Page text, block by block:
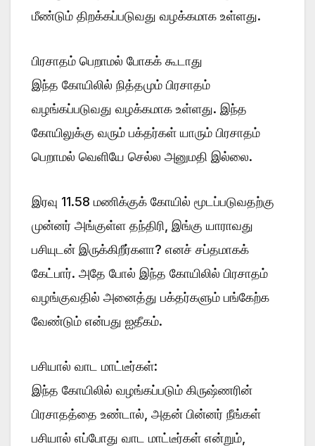
மீண்டும் திறக்கப்படுவது வழக்கமாக உள்ளது.
பிரசாதம் பெறாமல் போகக் கூடாது
இந்த கோயிலில் நித்தமும் பிரசாதம்
வழங்கப்படுவது வழக்கமாக உள்ளது. இந்த
கோயிலுக்கு வரும் பக்தர்கள் யாரும் பிரசாதம்
பெறாமல் வெளியே செல்ல அனுமதி இல்லை.
இரவு 11.58 மணிக்குக் கோயில் மூடப்படுவதற்கு
முன்னர் அங்குள்ள தந்திரி, இங்கு யாராவது
பசியுடன் இருக்கிறீர்களா? எனச் சப்தமாகக்
கேட்பார். அதே போல் இந்த கோயிலில் பிரசாதம்
வழங்குவதில் அனைத்து பக்தர்களும் பங்கேற்க
வேண்டும் என்பது ஐதீகம்.
பசியால் வாட மாட்டீர்கள்:
இந்த கோயிலில் வழங்கப்படும் கிருஷ்ணரின்
பிரசாதத்தை உண்டால், அதன் பின்னர் நீங்கள்
பசியால் எப்போது வாட மாட்டீர்கள் என்றும்,